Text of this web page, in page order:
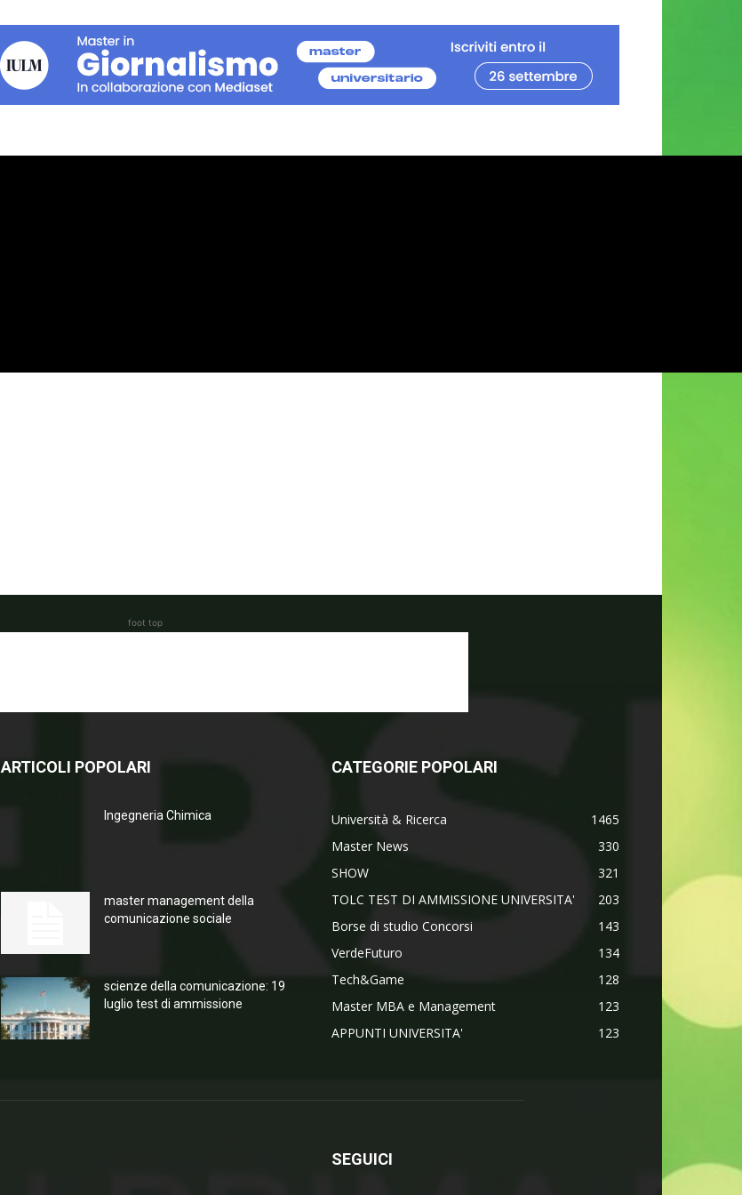
foot top
ARTICOLI POPOLARI
Ingegneria Chimica
master management della
comunicazione sociale
scienze della comunicazione: 19
luglio test di ammissione
CATEGORIE POPOLARI
Università & Ricerca
1465
Master News
330
SHOW
321
TOLC TEST DI AMMISSIONE UNIVERSITA'
203
Borse di studio Concorsi
143
VerdeFuturo
134
Tech&Game
128
Master MBA e Management
123
APPUNTI UNIVERSITA'
123
SEGUICI